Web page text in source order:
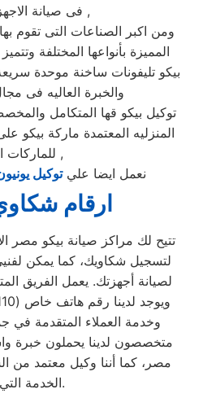
فى صيانة الاجهزة الكهربائيه ,
ومن اكبر الصناعات التى تقوم
المميزة بأنواعها المختلفة
بيكو تليفونات ساخنة موحدة
والخبرة العاليه فى
توكيل بيكو قها المتكامل
المنزليه المعتمدة ماركة بيكو
للماركات العالمية ,
نعمل ايضا عليتوكيل
ارقام
لتسجيل شكاويك، كما يمكن
لصيانة أجهزتك. يعمل الفريق
وخدمة العملاء المتقدمة في
متخصصون لدينا يحملون خبرة
مصر، كما أننا وكيل معتمد من
الخدمة التي نقدمها.